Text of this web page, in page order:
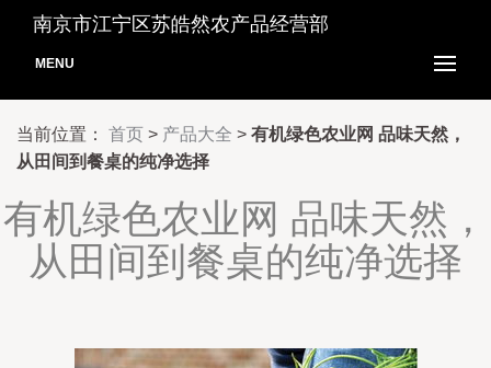
南京市江宁区苏皓然农产品经营部
MENU
当前位置： 首页 > 产品大全 > 有机绿色农业网 品味天然，
从田间到餐桌的纯净选择
有机绿色农业网 品味天然，
从田间到餐桌的纯净选择